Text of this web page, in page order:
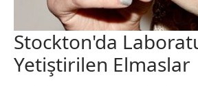
Stockton'da
Yetiştirilen Elmaslar